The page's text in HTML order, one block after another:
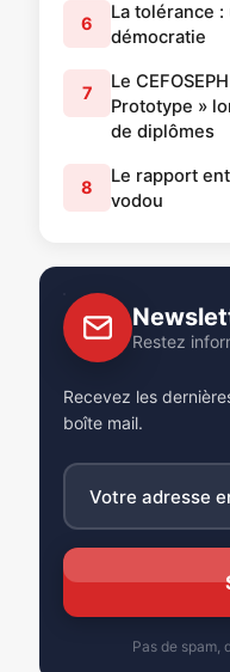
6
La tolérance
démocratie
7
Le
Prototype »
de diplômes
8
Le rapport
vodou
Restez
Recevez les
boîte mail.
Pas de spam,